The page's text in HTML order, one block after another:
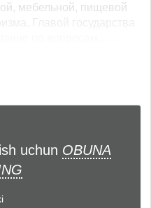
мебельной, пищевой
uchun OBUNA